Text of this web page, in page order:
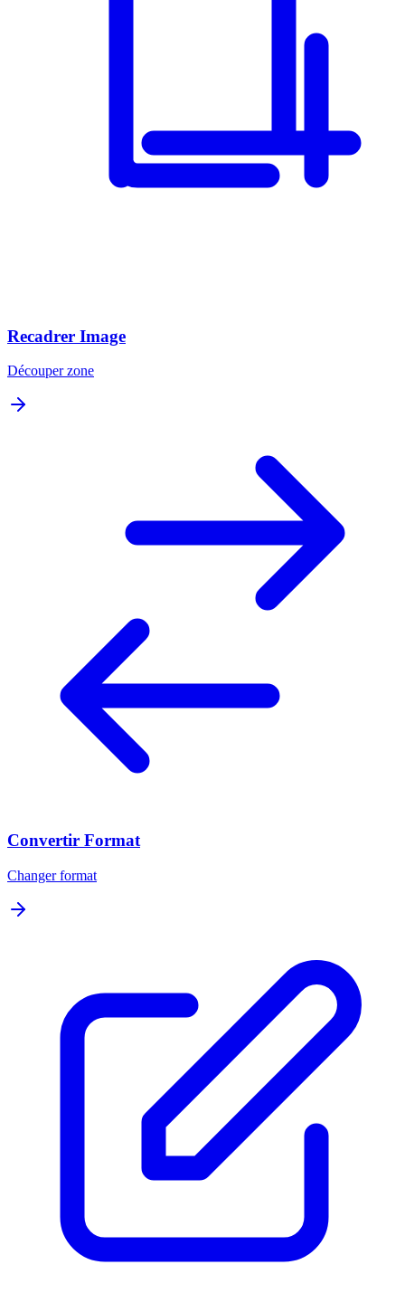
Recadrer Image
Découper zone
Convertir Format
Changer format